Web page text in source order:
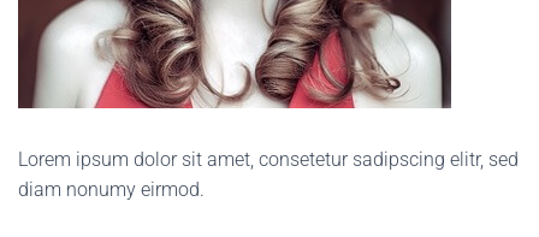
Lorem ipsum dolor sit amet, consetetur sadipscing elitr, sed
diam nonumy eirmod.